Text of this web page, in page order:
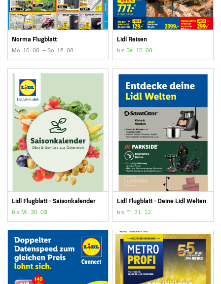
Norma Flugblatt
Mo. 10. 08. – So. 16. 08.
Lidl Reisen
bis Sa. 15. 08.
Lidl Flugblatt - Saisonkalender
bis Mi. 30. 09.
Lidl Flugblatt - Deine Lidl Welten
bis Fr. 31. 12.